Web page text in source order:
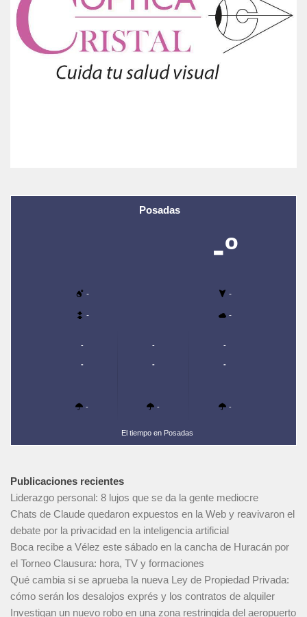
Posadas
-º
- -
- -
-
-
-
-
-
-
-
-
-
El tiempo en Posadas
Publicaciones recientes
Liderazgo personal: 8 lujos que se da la gente mediocre
Chats de Claude quedaron expuestos en la Web y reavivaron el
debate por la privacidad en la inteligencia artificial
Boca recibe a Vélez este sábado en la cancha de Huracán por
el Torneo Clausura: hora, TV y formaciones
Qué cambia si se aprueba la nueva Ley de Propiedad Privada:
cómo serán los desalojos exprés y los contratos de alquiler
Investigan un nuevo robo en una zona restringida del aeropuerto